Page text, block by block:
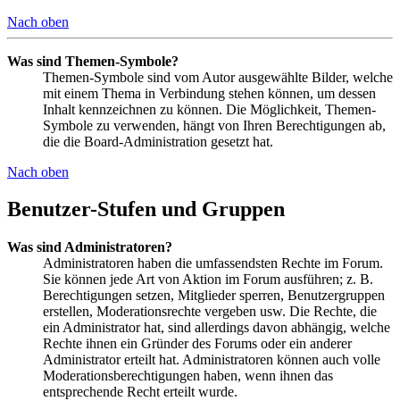
Nach oben
Was sind Themen-Symbole?
Themen-Symbole sind vom Autor ausgewählte Bilder, welche
mit einem Thema in Verbindung stehen können, um dessen
Inhalt kennzeichnen zu können. Die Möglichkeit, Themen-
Symbole zu verwenden, hängt von Ihren Berechtigungen ab,
die die Board-Administration gesetzt hat.
Nach oben
Benutzer-Stufen und Gruppen
Was sind Administratoren?
Administratoren haben die umfassendsten Rechte im Forum.
Sie können jede Art von Aktion im Forum ausführen; z. B.
Berechtigungen setzen, Mitglieder sperren, Benutzergruppen
erstellen, Moderationsrechte vergeben usw. Die Rechte, die
ein Administrator hat, sind allerdings davon abhängig, welche
Rechte ihnen ein Gründer des Forums oder ein anderer
Administrator erteilt hat. Administratoren können auch volle
Moderationsberechtigungen haben, wenn ihnen das
entsprechende Recht erteilt wurde.